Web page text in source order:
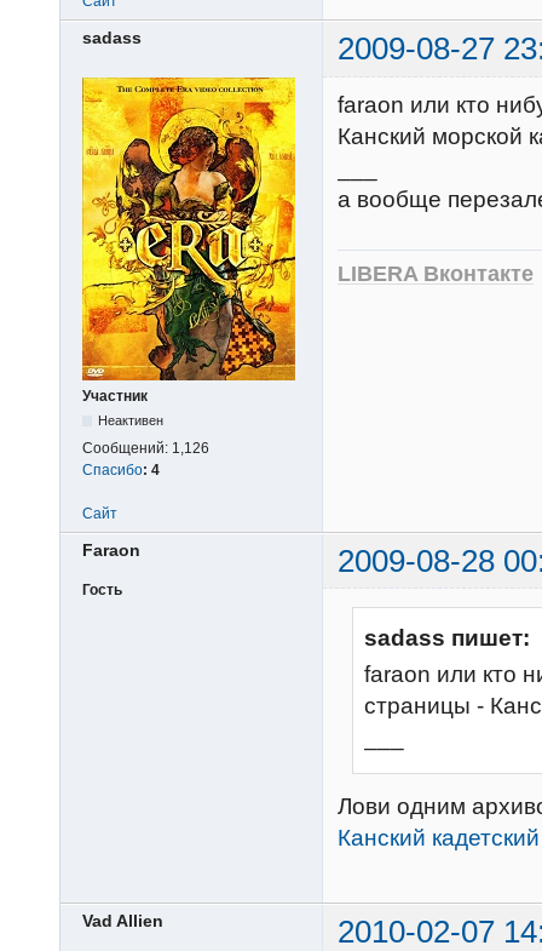
sadass 2009-08-27
Участник
Неактивен
Сообщений: 1,126
Спасибо: 4
faraon или кто
Канский морской
а вообще
LIBERA Вконтакте
Сайт
Faraon 2009-08-28
Гость
sadass пишет:
faraon или кто
страницы -
Лови одним
Канский
Vad Allien 2010-02-07